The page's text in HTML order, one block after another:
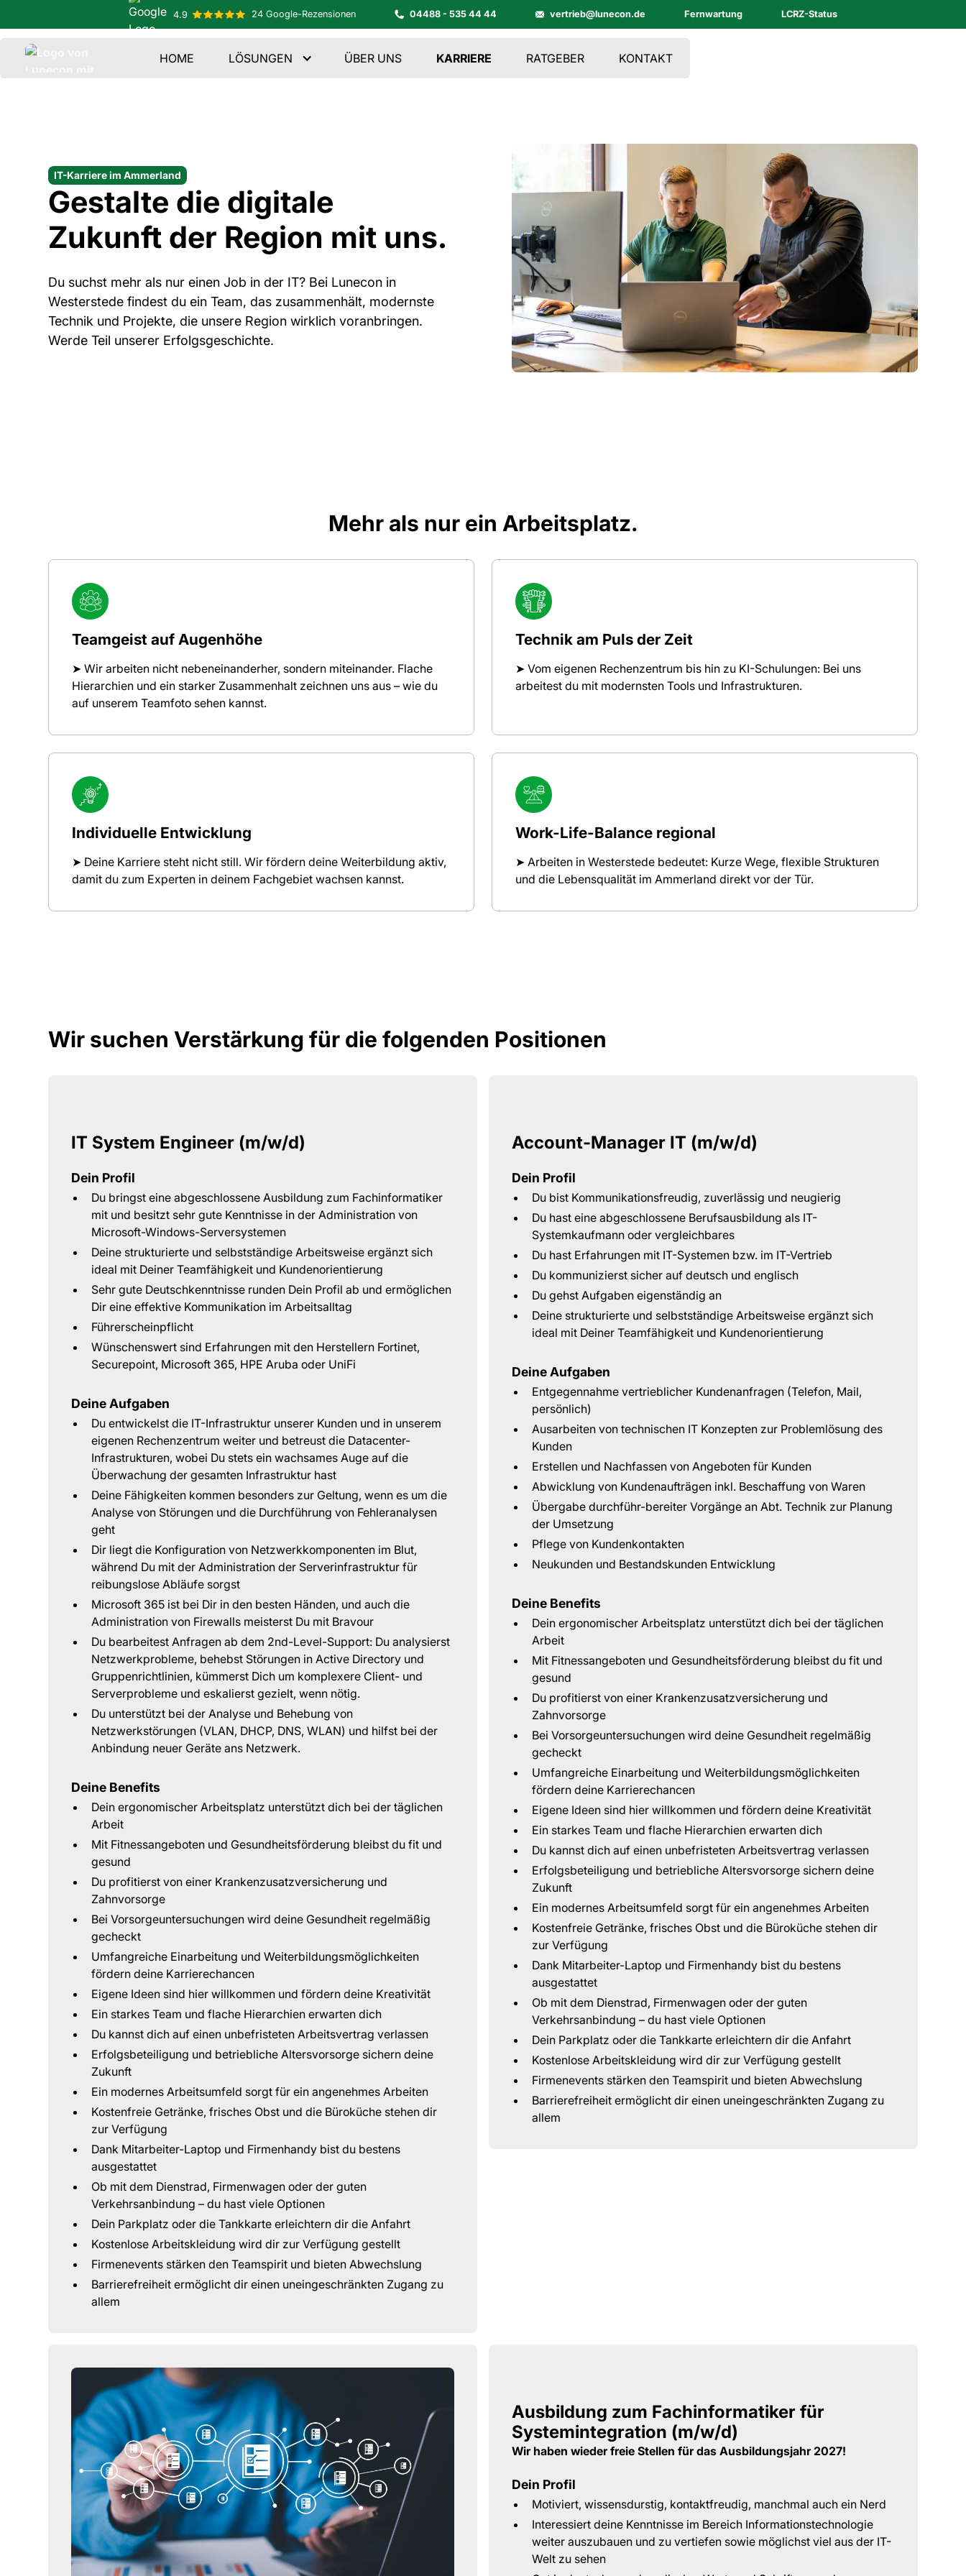
4.9 24 Google-Rezensionen 04488 - 535 44 44 vertrieb@lunecon.de Fernwartung LCRZ-Status
HOME LÖSUNGEN ÜBER UNS KARRIERE RATGEBER KONTAKT
IT-Karriere im Ammerland
Gestalte die digitale
Zukunft der Region mit uns.
Du suchst mehr als nur einen Job in der IT? Bei Lunecon in
Westerstede findest du ein Team, das zusammenhält, modernste
Technik und Projekte, die unsere Region wirklich voranbringen.
Werde Teil unserer Erfolgsgeschichte.
Mehr als nur ein Arbeitsplatz.
Teamgeist auf Augenhöhe
➤ Wir arbeiten nicht nebeneinanderher, sondern miteinander. Flache
Hierarchien und ein starker Zusammenhalt zeichnen uns aus – wie du
auf unserem Teamfoto sehen kannst.
Technik am Puls der Zeit
➤ Vom eigenen Rechenzentrum bis hin zu KI-Schulungen: Bei uns
arbeitest du mit modernsten Tools und Infrastrukturen.
Individuelle Entwicklung
➤ Deine Karriere steht nicht still. Wir fördern deine Weiterbildung aktiv,
damit du zum Experten in deinem Fachgebiet wachsen kannst.
Work-Life-Balance regional
➤ Arbeiten in Westerstede bedeutet: Kurze Wege, flexible Strukturen
und die Lebensqualität im Ammerland direkt vor der Tür.
Wir suchen Verstärkung für die folgenden Positionen
IT System Engineer (m/w/d)
Dein Profil
Du bringst eine abgeschlossene Ausbildung zum Fachinformatiker
mit und besitzt sehr gute Kenntnisse in der Administration von
Microsoft-Windows-Serversystemen
Deine strukturierte und selbstständige Arbeitsweise ergänzt sich
ideal mit Deiner Teamfähigkeit und Kundenorientierung
Sehr gute Deutschkenntnisse runden Dein Profil ab und ermöglichen
Dir eine effektive Kommunikation im Arbeitsalltag
Führerscheinpflicht
Wünschenswert sind Erfahrungen mit den Herstellern Fortinet,
Securepoint, Microsoft 365, HPE Aruba oder UniFi
Deine Aufgaben
Du entwickelst die IT-Infrastruktur unserer Kunden und in unserem
eigenen Rechenzentrum weiter und betreust die Datacenter-
Infrastrukturen, wobei Du stets ein wachsames Auge auf die
Überwachung der gesamten Infrastruktur hast
Deine Fähigkeiten kommen besonders zur Geltung, wenn es um die
Analyse von Störungen und die Durchführung von Fehleranalysen
geht
Dir liegt die Konfiguration von Netzwerkkomponenten im Blut,
während Du mit der Administration der Serverinfrastruktur für
reibungslose Abläufe sorgst
Microsoft 365 ist bei Dir in den besten Händen, und auch die
Administration von Firewalls meisterst Du mit Bravour
Du bearbeitest Anfragen ab dem 2nd-Level-Support: Du analysierst
Netzwerkprobleme, behebst Störungen in Active Directory und
Gruppenrichtlinien, kümmerst Dich um komplexere Client- und
Serverprobleme und eskalierst gezielt, wenn nötig.
Du unterstützt bei der Analyse und Behebung von
Netzwerkstörungen (VLAN, DHCP, DNS, WLAN) und hilfst bei der
Anbindung neuer Geräte ans Netzwerk.
Deine Benefits
Dein ergonomischer Arbeitsplatz unterstützt dich bei der täglichen
Arbeit
Mit Fitnessangeboten und Gesundheitsförderung bleibst du fit und
gesund
Du profitierst von einer Krankenzusatzversicherung und
Zahnvorsorge
Bei Vorsorgeuntersuchungen wird deine Gesundheit regelmäßig
gecheckt
Umfangreiche Einarbeitung und Weiterbildungsmöglichkeiten
fördern deine Karrierechancen
Eigene Ideen sind hier willkommen und fördern deine Kreativität
Ein starkes Team und flache Hierarchien erwarten dich
Du kannst dich auf einen unbefristeten Arbeitsvertrag verlassen
Erfolgsbeteiligung und betriebliche Altersvorsorge sichern deine
Zukunft
Ein modernes Arbeitsumfeld sorgt für ein angenehmes Arbeiten
Kostenfreie Getränke, frisches Obst und die Büroküche stehen dir
zur Verfügung
Dank Mitarbeiter-Laptop und Firmenhandy bist du bestens
ausgestattet
Ob mit dem Dienstrad, Firmenwagen oder der guten
Verkehrsanbindung – du hast viele Optionen
Dein Parkplatz oder die Tankkarte erleichtern dir die Anfahrt
Kostenlose Arbeitskleidung wird dir zur Verfügung gestellt
Firmenevents stärken den Teamspirit und bieten Abwechslung
Barrierefreiheit ermöglicht dir einen uneingeschränkten Zugang zu
allem
Account-Manager IT (m/w/d)
Dein Profil
Du bist Kommunikationsfreudig, zuverlässig und neugierig
Du hast eine abgeschlossene Berufsausbildung als IT-
Systemkaufmann oder vergleichbares
Du hast Erfahrungen mit IT-Systemen bzw. im IT-Vertrieb
Du kommunizierst sicher auf deutsch und englisch
Du gehst Aufgaben eigenständig an
Deine strukturierte und selbstständige Arbeitsweise ergänzt sich
ideal mit Deiner Teamfähigkeit und Kundenorientierung
Deine Aufgaben
Entgegennahme vertrieblicher Kundenanfragen (Telefon, Mail,
persönlich)
Ausarbeiten von technischen IT Konzepten zur Problemlösung des
Kunden
Erstellen und Nachfassen von Angeboten für Kunden
Abwicklung von Kundenaufträgen inkl. Beschaffung von Waren
Übergabe durchführ-bereiter Vorgänge an Abt. Technik zur Planung
der Umsetzung
Pflege von Kundenkontakten
Neukunden und Bestandskunden Entwicklung
Deine Benefits
Dein ergonomischer Arbeitsplatz unterstützt dich bei der täglichen
Arbeit
Mit Fitnessangeboten und Gesundheitsförderung bleibst du fit und
gesund
Du profitierst von einer Krankenzusatzversicherung und
Zahnvorsorge
Bei Vorsorgeuntersuchungen wird deine Gesundheit regelmäßig
gecheckt
Umfangreiche Einarbeitung und Weiterbildungsmöglichkeiten
fördern deine Karrierechancen
Eigene Ideen sind hier willkommen und fördern deine Kreativität
Ein starkes Team und flache Hierarchien erwarten dich
Du kannst dich auf einen unbefristeten Arbeitsvertrag verlassen
Erfolgsbeteiligung und betriebliche Altersvorsorge sichern deine
Zukunft
Ein modernes Arbeitsumfeld sorgt für ein angenehmes Arbeiten
Kostenfreie Getränke, frisches Obst und die Büroküche stehen dir
zur Verfügung
Dank Mitarbeiter-Laptop und Firmenhandy bist du bestens
ausgestattet
Ob mit dem Dienstrad, Firmenwagen oder der guten
Verkehrsanbindung – du hast viele Optionen
Dein Parkplatz oder die Tankkarte erleichtern dir die Anfahrt
Kostenlose Arbeitskleidung wird dir zur Verfügung gestellt
Firmenevents stärken den Teamspirit und bieten Abwechslung
Barrierefreiheit ermöglicht dir einen uneingeschränkten Zugang zu
allem
Ausbildung zum Fachinformatiker für
Systemintegration (m/w/d)
Wir haben wieder freie Stellen für das Ausbildungsjahr 2027!
Dein Profil
Motiviert, wissensdurstig, kontaktfreudig, manchmal auch ein Nerd
Interessiert deine Kenntnisse im Bereich Informationstechnologie
weiter auszubauen und zu vertiefen sowie möglichst viel aus der IT-
Welt zu sehen